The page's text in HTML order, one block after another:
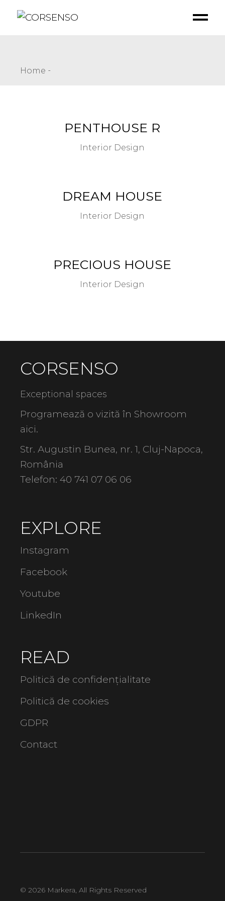
Home
PENTHOUSE R
Interior Design
DREAM HOUSE
Interior Design
PRECIOUS HOUSE
Interior Design
CORSENSO
Exceptional spaces
Programează o vizită în Showroom
aici.
Str. Augustin Bunea, nr. 1, Cluj-Napoca,
România
Telefon:40 741 07 06 06
EXPLORE
Instagram
Facebook
Youtube
LinkedIn
READ
Politică de confidențialitate
Politică de cookies
GDPR
Contact
© 2026 Markera, All Rights Reserved